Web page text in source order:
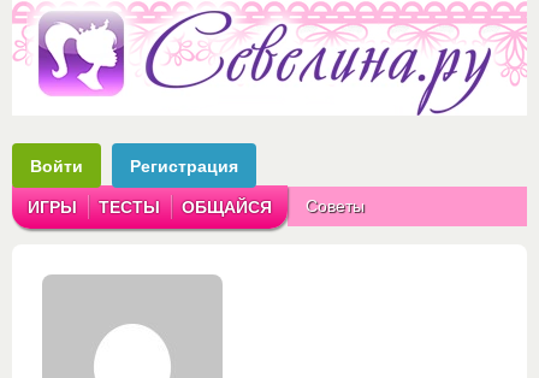
Войти Регистрация
ИГРЫ ТЕСТЫ ОБЩАЙСЯ Советы